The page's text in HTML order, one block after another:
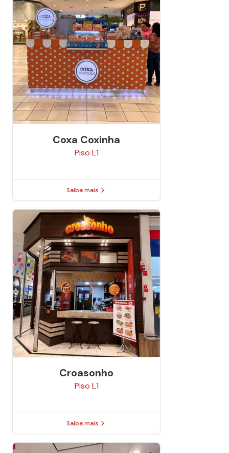
Coxa Coxinha
Piso L1
Saiba mais
Croasonho
Piso L1
Saiba mais